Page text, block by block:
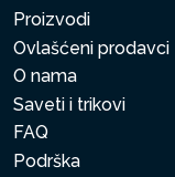
Proizvodi
Ovlašćeni prodavci
O nama
Saveti i trikovi
FAQ
Podrška